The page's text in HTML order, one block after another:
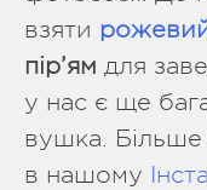
взяти
пір’ям для
у нас є ще
вушка. Більше
в нашому